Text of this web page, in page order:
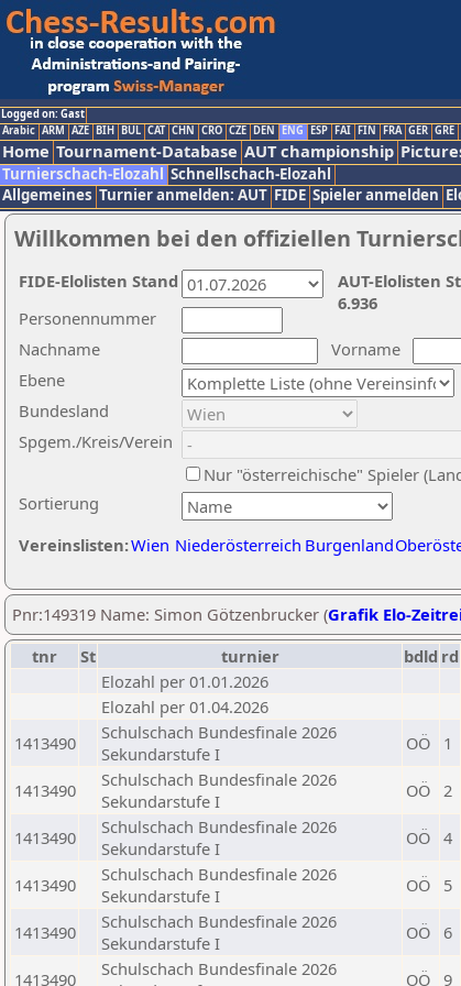
Logged on: Gast
Arabic ARM AZE BIH BUL CAT CHN CRO CZE DEN ENG ESP FAI FIN FRA GER GRE
Home Tournament-Database AUT championship
Turnierschach-Elozahl Schnellschach-Elozahl
Allgemeines Turnier anmelden: AUT FIDE Spieler anmelden
Willkommen bei den offiziellen
Nachname
Vorname
Ebene
Sortierung
Personennummer
Bundesland
Spgem./Kreis/Verein
Nur "österreichische" Spieler
Vereinslisten:Wien Niederösterreich Burgenland
AUT-Elolisten
6.936
FIDE-Elolisten Stand
Pnr:149319 Name: Simon Götzenbrucker (Grafik Elo-
tnr
St turnier bdld rd
Elozahl per 01.01.2026
Elozahl per 01.04.2026
1413490
Schulschach Bundesfinale 2026
Sekundarstufe I
OÖ 1
1413490
Schulschach Bundesfinale 2026
Sekundarstufe I
OÖ 2
1413490
Schulschach Bundesfinale 2026
Sekundarstufe I
OÖ 4
1413490
Schulschach Bundesfinale 2026
Sekundarstufe I
OÖ 5
1413490
Schulschach Bundesfinale 2026
Sekundarstufe I
OÖ 6
1413490
Schulschach Bundesfinale 2026
OÖ 9